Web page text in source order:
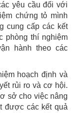
yêu cầu đối với
chứng tỏ mình
cung cấp các kết
phòng thí nghiệm
hành theo các
hoạch định và
rủi ro và cơ hội.
sở cho việc nâng
được các kết quả